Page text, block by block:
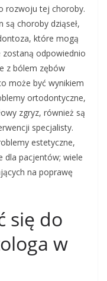
rozwoju tej choroby.
choroby dziąseł,
które mogą
odpowiednio
z bólem zębów
może być wynikiem
ortodontyczne,
zgryz, również są
specjalisty.
estetyczne,
dla pacjentów; wiele
na poprawę
się do
w